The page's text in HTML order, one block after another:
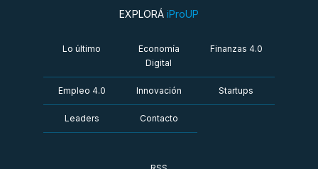
EXPLORÁ iProUP
Lo último
Economía
Digital
Finanzas 4.0
Empleo 4.0 Innovación Startups
Leaders Contacto